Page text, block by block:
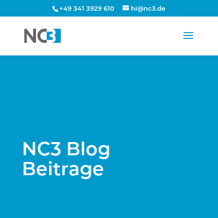
+49 341 3929 610 hi@nc3.de
NC3 Blog
Beitrage